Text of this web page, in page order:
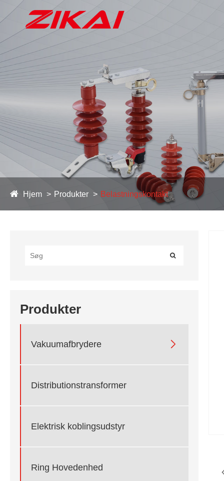
Hjem Produkter Belastningskontakt
Produkter
Vakuumafbrydere 
Distributionstransformer
Elektrisk koblingsudstyr
Ring Hovedenhed